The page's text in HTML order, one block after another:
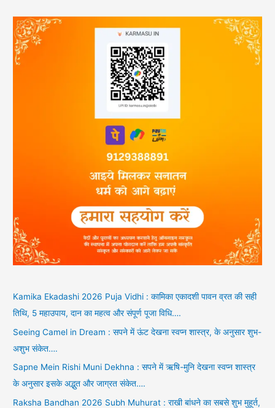
Kamika Ekadashi 2026 Puja Vidhi : कामिका एकादशी पावन व्रत की सही
तिथि, 5 महाउपाय, दान का महत्व और संपूर्ण पूजा विधि….
Seeing Camel in Dream : सपने में ऊंट देखना स्वप्न शास्त्र, के अनुसार शुभ-
अशुभ संकेत….
Sapne Mein Rishi Muni Dekhna : सपने में ऋषि-मुनि देखना स्वप्न शास्त्र
के अनुसार इसके अद्भुत और जाग्रत संकेत….
Raksha Bandhan 2026 Subh Muhurat : राखी बांधने का सबसे शुभ मुहूर्त,